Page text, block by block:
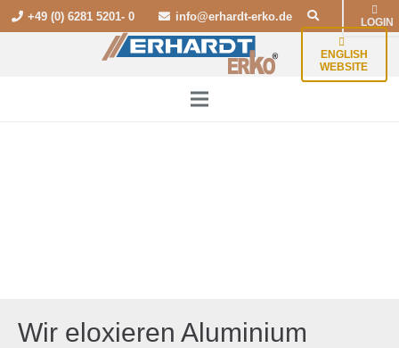
+49 (0) 6281 5201- 0 info@erhardt-erko.de LOGIN
ENGLISH
WEBSITE
Wir eloxieren Aluminium